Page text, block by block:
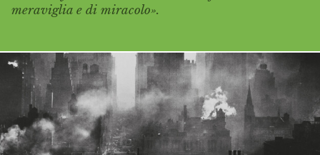
meraviglia e di miracolo».